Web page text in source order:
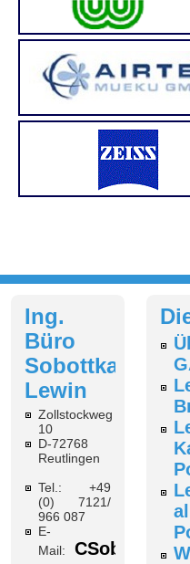
Ing.
Büro
Sobottka-
Lewin
Zollstockweg
10
D-72768
Reutlingen
Tel.: +49
(0) 7121/
966 087
E-
Mail: